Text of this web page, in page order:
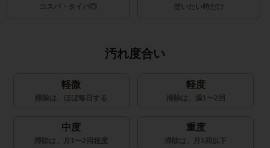
コスパ・タイパ◎ 使いたい時だけ
汚れ度合い
軽微
掃除は、ほぼ毎日する
軽度
掃除は、週1〜2回
中度
掃除は、月1〜2回程度
重度
掃除は、月1回以下